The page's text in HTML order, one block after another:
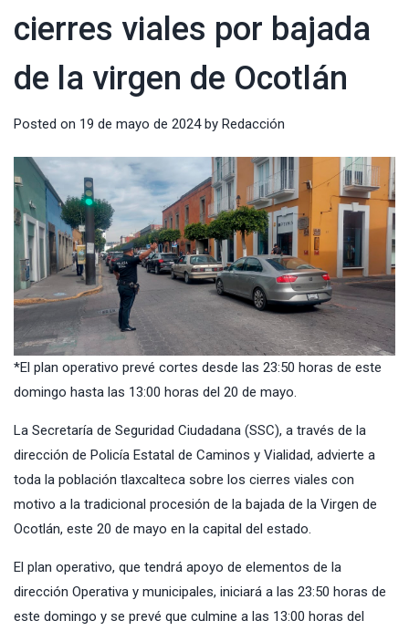
cierres viales por bajada
de la virgen de Ocotlán
Posted on 19 de mayo de 2024by Redacción
*El plan operativo prevé cortes desde las 23:50 horas de este
domingo hasta las 13:00 horas del 20 de mayo.
La Secretaría de Seguridad Ciudadana (SSC), a través de la
dirección de Policía Estatal de Caminos y Vialidad, advierte a
toda la población tlaxcalteca sobre los cierres viales con
motivo a la tradicional procesión de la bajada de la Virgen de
Ocotlán, este 20 de mayo en la capital del estado.
El plan operativo, que tendrá apoyo de elementos de la
dirección Operativa y municipales, iniciará a las 23:50 horas de
este domingo y se prevé que culmine a las 13:00 horas del